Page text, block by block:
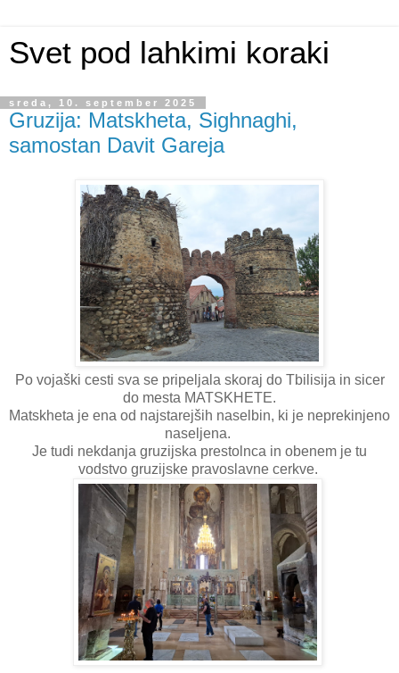
Svet pod lahkimi koraki
sreda, 10. september 2025
Gruzija: Matskheta, Sighnaghi,
samostan Davit Gareja
Po vojaški cesti sva se pripeljala skoraj do Tbilisija in sicer
do mesta MATSKHETE.
Matskheta je ena od najstarejših naselbin, ki je neprekinjeno
naseljena.
Je tudi nekdanja gruzijska prestolnca in obenem je tu
vodstvo gruzijske pravoslavne cerkve.